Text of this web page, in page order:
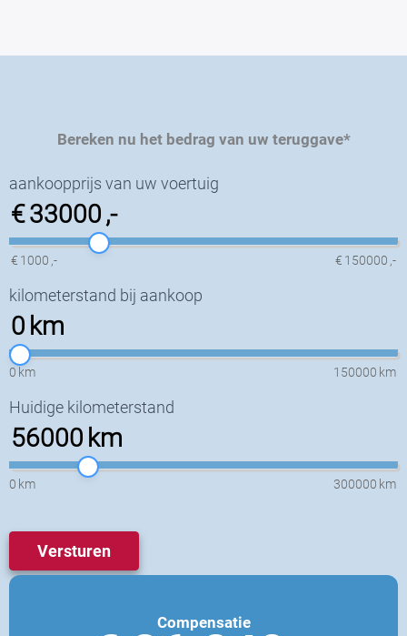
Bereken nu het bedrag van uw teruggave*
e
k
e
n
a
c
h
i
e
S
h
d
aankoopprijs van uw voertuig
€33000 ,-
€ 1000 ,- € 150000 ,-
kilometerstand bij aankoop
0 km
0 km 150000 km
Huidige kilometerstand
56000 km
0 km 300000 km
Versturen
Compensatie